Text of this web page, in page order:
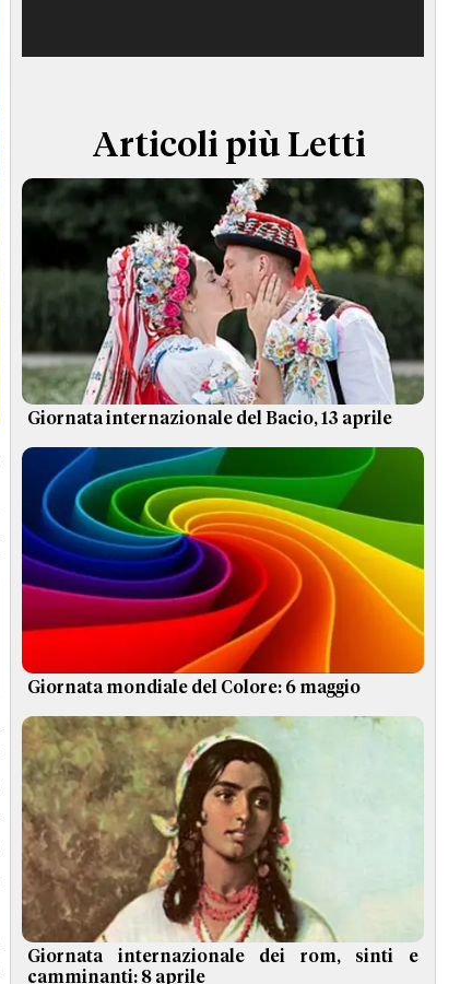
Articoli più Letti
Giornata internazionale del Bacio, 13 aprile
Giornata mondiale del Colore: 6 maggio
Giornata internazionale dei rom, sinti e
camminanti: 8 aprile